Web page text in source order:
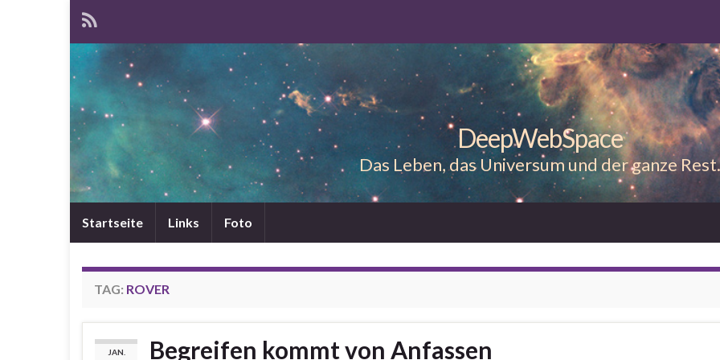
DeepWebSpace
Das Leben, das Universum und der ganze Rest.
Startseite Links Foto
TAG: ROVER
JAN. Begreifen kommt von Anfassen